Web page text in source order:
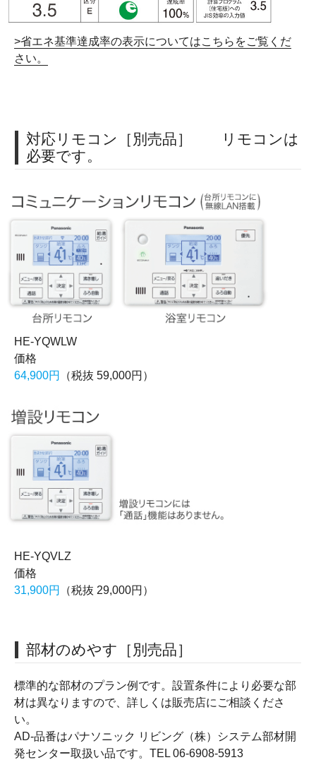
>省エネ基準達成率の表示についてはこちらをご覧くだ
さい。
対応リモコン［別売品］ リモコンは
必要です。
HE-YQWLW
価格
64,900円
（税抜 59,000円）
HE-YQVLZ
価格
31,900円
（税抜 29,000円）
部材のめやす［別売品］
標準的な部材のプラン例です。設置条件により必要な部
材は異なりますので、詳しくは販売店にご相談くださ
い。
AD-品番はパナソニック リビング（株）システム部材開
発センター取扱い品です。TEL 06-6908-5913